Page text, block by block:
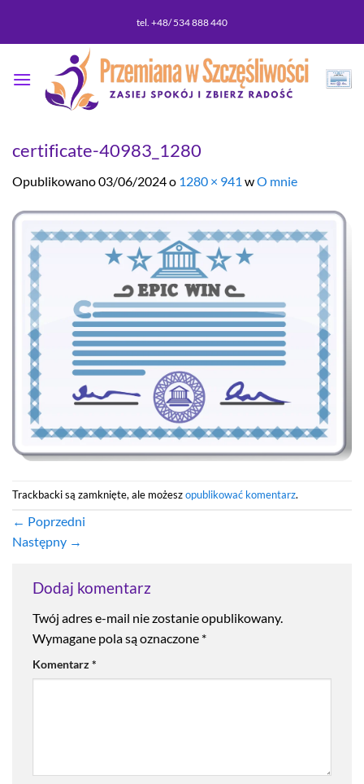
tel. +48/ 534 888 440
certificate-40983_1280
Opublikowano03/06/2024o 1280 × 941 wO mnie
Trackbacki są zamknięte, ale możeszopublikować komentarz.
← Poprzedni
Następny →
Dodaj komentarz
Twój adres e-mail nie zostanie opublikowany.
Wymagane pola są oznaczone *
Komentarz*